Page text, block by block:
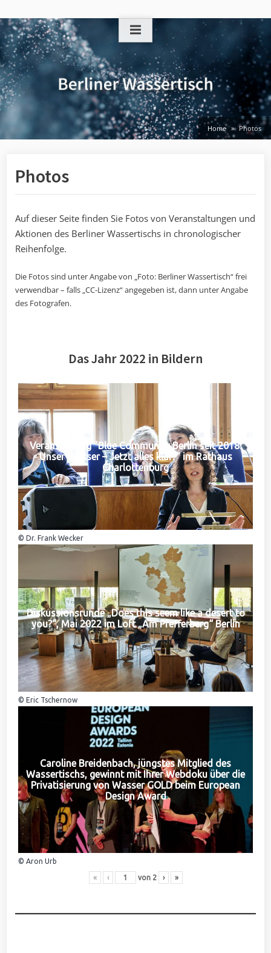
to
content
Home Photos
Photos
Auf dieser Seite finden Sie Fotos von Veranstaltungen und
Aktionen des Berliner Wassertischs in chronologischer
Reihenfolge.
Die Fotos sind unter Angabe von „Foto: Berliner Wassertisch“ frei
verwendbar – falls „CC-Lizenz“ angegeben ist, dann unter Angabe
des Fotografen.
Das Jahr 2022 in Bildern
Veranstaltung "Blue Community Berlin seit 2018:
Unser Wasser – Jetzt alles klar?" im Rathaus
Charlottenburg
© Dr. Frank Wecker
Diskussionsrunde „Does this seem like a desert to
you?“, Mai 2022 im Loft „Am Pfefferberg“ Berlin
© Eric Tschernow
Caroline Breidenbach, jüngstes Mitglied des
Wassertischs, gewinnt mit Ihrer Webdoku über die
Privatisierung von Wasser GOLD beim European
Design Award
© Aron Urb
« ‹ von 2 › »